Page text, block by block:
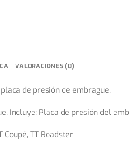
VALORACIONES (0)
de presión de embrague.
Incluye: Placa de presión del
Coupé, TT Roadster